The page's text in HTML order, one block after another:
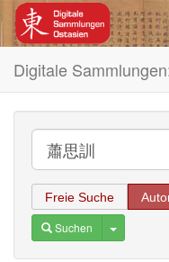
Digitale
Freie Suche
Suchen Toggle